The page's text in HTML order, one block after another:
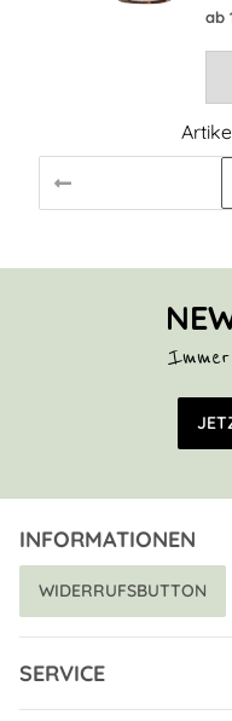
ab
E-
INFORMATIONEN
WIDERRUFSBUTTON
SERVICE